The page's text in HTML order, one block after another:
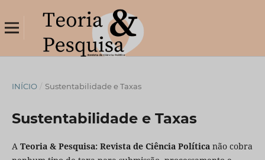
INÍCIO / Sustentabilidade e Taxas
Sustentabilidade e Taxas
A Teoria & Pesquisa: Revista de Ciência Políticanão cobra